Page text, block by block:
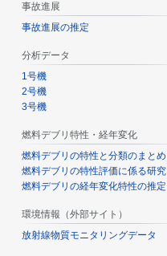
事故進展
事故進展の推定
分析データ
1号機
2号機
3号機
燃料デブリ特性・経年変化
燃料デブリの特性と分類のまとめ
燃料デブリの特性評価に係る研究
燃料デブリの経年変化特性の推定
環境情報（外部サイト）
放射線物質モニタリングデータ